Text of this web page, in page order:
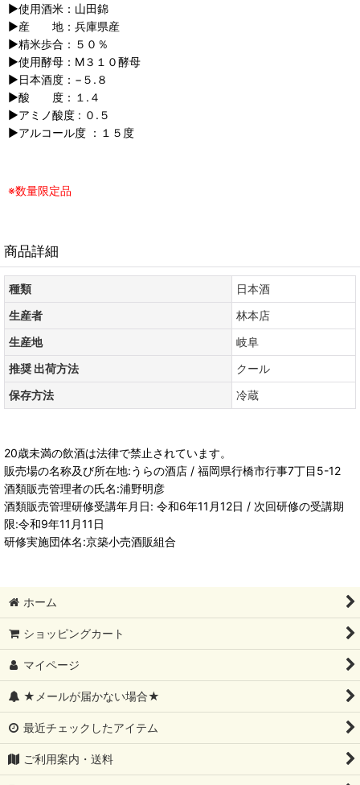
▶︎使用酒米：山田錦
▶︎産 地：兵庫県産
▶︎精米歩合：５０％
▶︎使用酵母：M３１０酵母
▶︎日本酒度：−５.８
▶︎酸 度：１.４
▶︎アミノ酸度 : ０.５
▶︎アルコール度 ：１５度
※数量限定品
商品詳細
種類
日本酒
生産者
林本店
生産地
岐阜
推奨 出荷方法
クール
保存方法
冷蔵
20歳未満の飲酒は法律で禁止されています。
販売場の名称及び所在地:うらの酒店 / 福岡県行橋市行事7丁目5-12
酒類販売管理者の氏名:浦野明彦
酒類販売管理研修受講年月日: 令和6年11月12日 / 次回研修の受講期
限:令和9年11月11日
研修実施団体名:京築小売酒販組合
ホーム
ショッピングカート
マイページ
★メールが届かない場合★
最近チェックしたアイテム
ご利用案内・送料